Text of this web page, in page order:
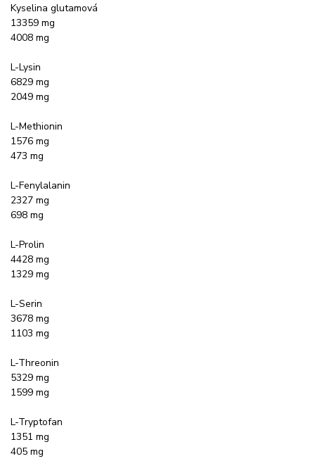
Kyselina glutamová
13359 mg
4008 mg
L-Lysin
6829 mg
2049 mg
L-Methionin
1576 mg
473 mg
L-Fenylalanin
2327 mg
698 mg
L-Prolin
4428 mg
1329 mg
L-Serin
3678 mg
1103 mg
L-Threonin
5329 mg
1599 mg
L-Tryptofan
1351 mg
405 mg